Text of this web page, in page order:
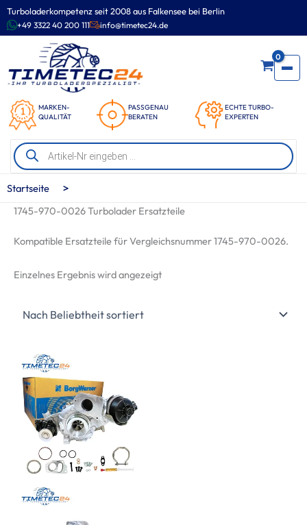
Turboladerkompetenz seit 2008 aus Falkensee bei Berlin
+49 3322 40 200 111 info@timetec24.de
MARKEN-
QUALITÄT
PASSGENAU
BERATEN
ECHTE TURBO-
EXPERTEN
0
Products
search
Zum
Inhalt
springen
Startseite >
1745-970-0026 Turbolader Ersatzteile
Kompatible Ersatzteile für Vergleichsnummer 1745-970-0026.
Einzelnes Ergebnis wird angezeigt